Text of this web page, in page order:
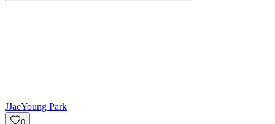
JJaeYoung Park